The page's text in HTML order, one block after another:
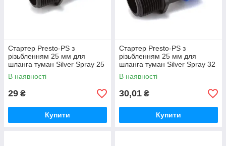
Стартер Presto-PS з
різьбленням 25 мм для
шланга туман Silver Spray 25
мм (GSM-012532)
В наявності
29 ₴
Купити
Стартер Presto-PS з
різьбленням 25 мм для
шланга туман Silver Spray 32
мм (GSM-013232)
В наявності
30,01 ₴
Купити